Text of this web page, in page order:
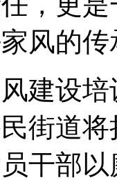
风的
设培
街道
干部以